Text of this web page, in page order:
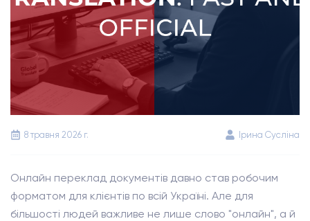
8 травня 2026 г. Ірина Сусліна
Онлайн переклад документів давно став робочим
форматом для клієнтів по всій Україні. Але для
більшості людей важливе не лише слово "онлайн", а й